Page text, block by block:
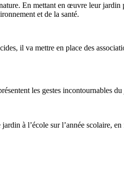
En mettant en œuvre leur jardin
et de la santé.
il va mettre en place des
les gestes incontournables
à l’école sur l’année scolaire,